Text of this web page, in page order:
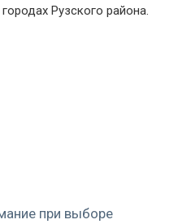
Рузского района.
при выборе